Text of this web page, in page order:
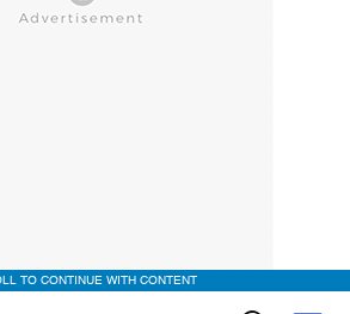
TO CONTINUE WITH CONTENT